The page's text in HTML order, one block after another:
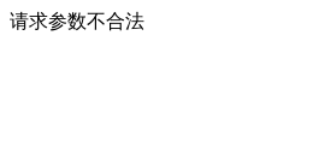
请求参数不合法